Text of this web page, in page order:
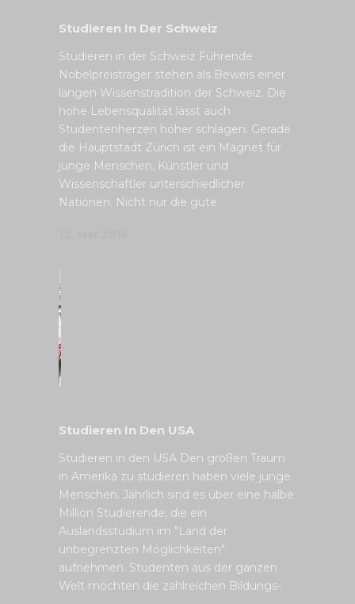
Studieren In Der Schweiz
Studieren in der Schweiz Führende
Nobelpreisträger stehen als Beweis einer
langen Wissenstradition der Schweiz. Die
hohe Lebensqualität lässt auch
Studentenherzen höher schlagen. Gerade
die Hauptstadt Zürich ist ein Magnet für
junge Menschen, Künstler und
Wissenschaftler unterschiedlicher
Nationen. Nicht nur die gute
Studieren In Den USA
Studieren in den USA Den großen Traum
in Amerika zu studieren haben viele junge
Menschen. Jährlich sind es über eine halbe
Million Studierende, die ein
Auslandsstudium im "Land der
unbegrenzten Möglichkeiten"
aufnehmen. Studenten aus der ganzen
Welt möchten die zahlreichen Bildungs-